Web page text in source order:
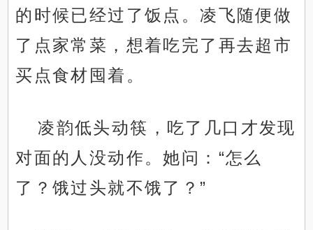
的时候已经过了饭点。凌飞随便做
了点家常菜，想着吃完了再去超市
买点食材囤着。
凌韵低头动筷，吃了几口才发现
对面的人没动作。她问：“怎么
了？饿过头就不饿了？”